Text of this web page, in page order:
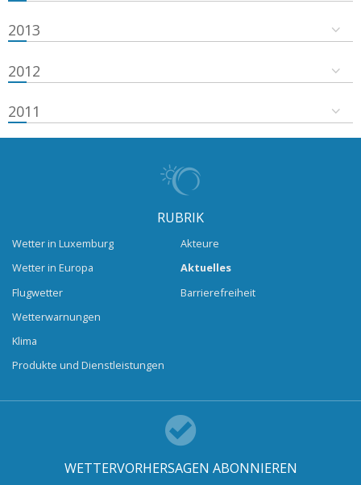
2013
2012
2011
RUBRIK
Wetter in Luxemburg
Wetter in Europa
Flugwetter
Wetterwarnungen
Klima
Produkte und Dienstleistungen
Akteure
Aktuelles
Barrierefreiheit
WETTERVORHERSAGEN ABONNIEREN